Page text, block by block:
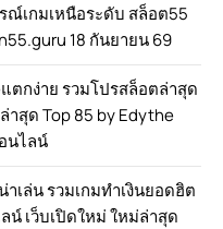
ณ์เกมเหนือระดับ สล็อต55
18 กันยายน 69
ตกง่าย รวมโปรสล็อตล่าสุด
สุด Top 85 by Edythe
นไลน์
เล่น รวมเกมทำเงินยอดฮิต
เว็บเปิดใหม่ ใหม่ล่าสุด